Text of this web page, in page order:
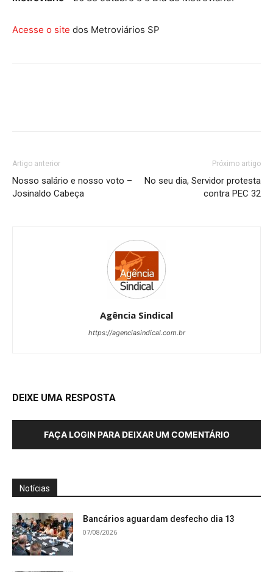
Acesse o site dos Metroviários SP
Artigo anterior
Nosso salário e nosso voto –
Josinaldo Cabeça
Próximo artigo
No seu dia, Servidor protesta
contra PEC 32
Agência Sindical
https://agenciasindical.com.br
DEIXE UMA RESPOSTA
FAÇA LOGIN PARA DEIXAR UM COMENTÁRIO
Notícias
Bancários aguardam desfecho dia 13
07/08/2026